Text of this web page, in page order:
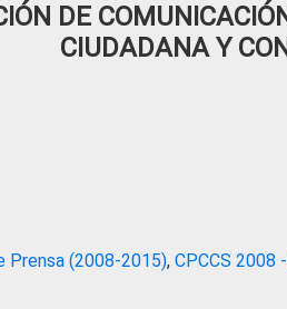
DE
CIUDADANA Y
Prensa (2008-2015), CPCCS 2008